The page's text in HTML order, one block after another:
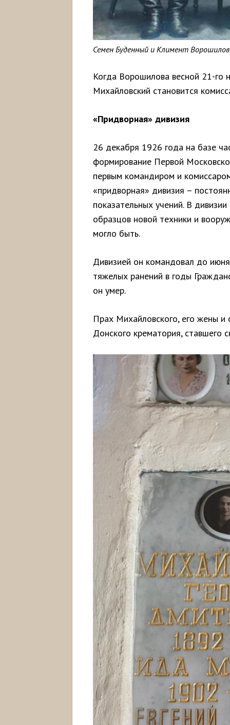
Семен Буденный и Климент Ворошилов
Когда Ворошилова весной 21-
Михайловский становится
«Придворная» дивизия
26 декабря 1926 года на базе
формирование Первой
первым командиром и
«придворная» дивизия –
показательных учений. В
образцов новой техники и
могло быть.
Дивизией он командовал до
тяжелых ранений в годы
он умер.
Прах Михайловского, его жены
Донского крематория, ставшего